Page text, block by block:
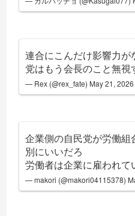
連合にこんだけ影響力
党はもう会長のこと無視
— Rex (@rex_fate) May 21, 2026
企業側の自民党が労働
別にいいだろ
労働者は企業に雇われて
— makori (@makori04115378)